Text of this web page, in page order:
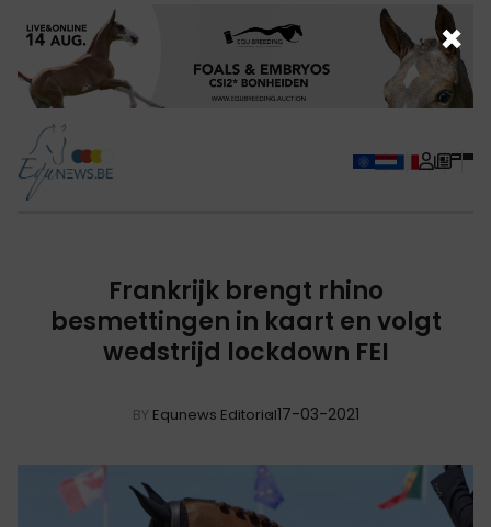
Frankrijk brengt rhino
besmettingen in kaart en volgt
wedstrijd lockdown FEI
BY Equnews Editorial17-03-2021
×